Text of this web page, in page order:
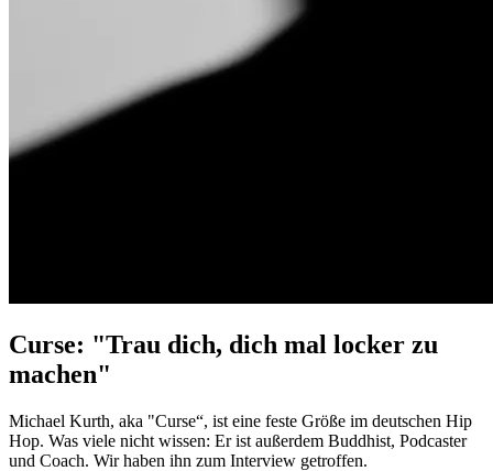
Curse: "Trau dich, dich mal locker zu
machen"
Michael Kurth, aka "Curse“, ist eine feste Größe im deutschen Hip
Hop. Was viele nicht wissen: Er ist außerdem Buddhist, Podcaster
und Coach. Wir haben ihn zum Interview getroffen.